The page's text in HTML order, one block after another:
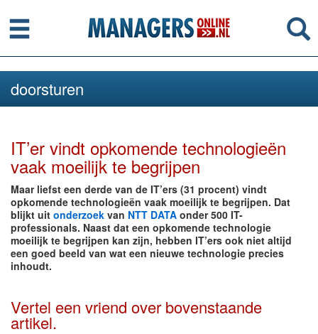
Menu
doorsturen
IT’er vindt opkomende technologieën
vaak moeilijk te begrijpen
Maar liefst een derde van de IT’ers (31 procent) vindt
opkomende technologieën vaak moeilijk te begrijpen. Dat
blijkt uit onderzoek van NTT DATA onder 500 IT-
professionals. Naast dat een opkomende technologie
moeilijk te begrijpen kan zijn, hebben IT’ers ook niet altijd
een goed beeld van wat een nieuwe technologie precies
inhoudt.
Vertel een vriend over bovenstaande
artikel.